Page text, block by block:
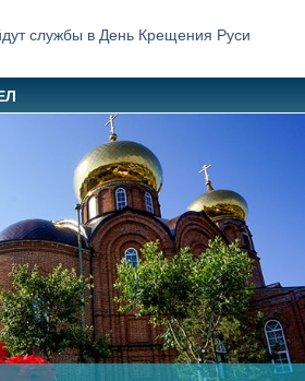
службы в День Крещения Руси